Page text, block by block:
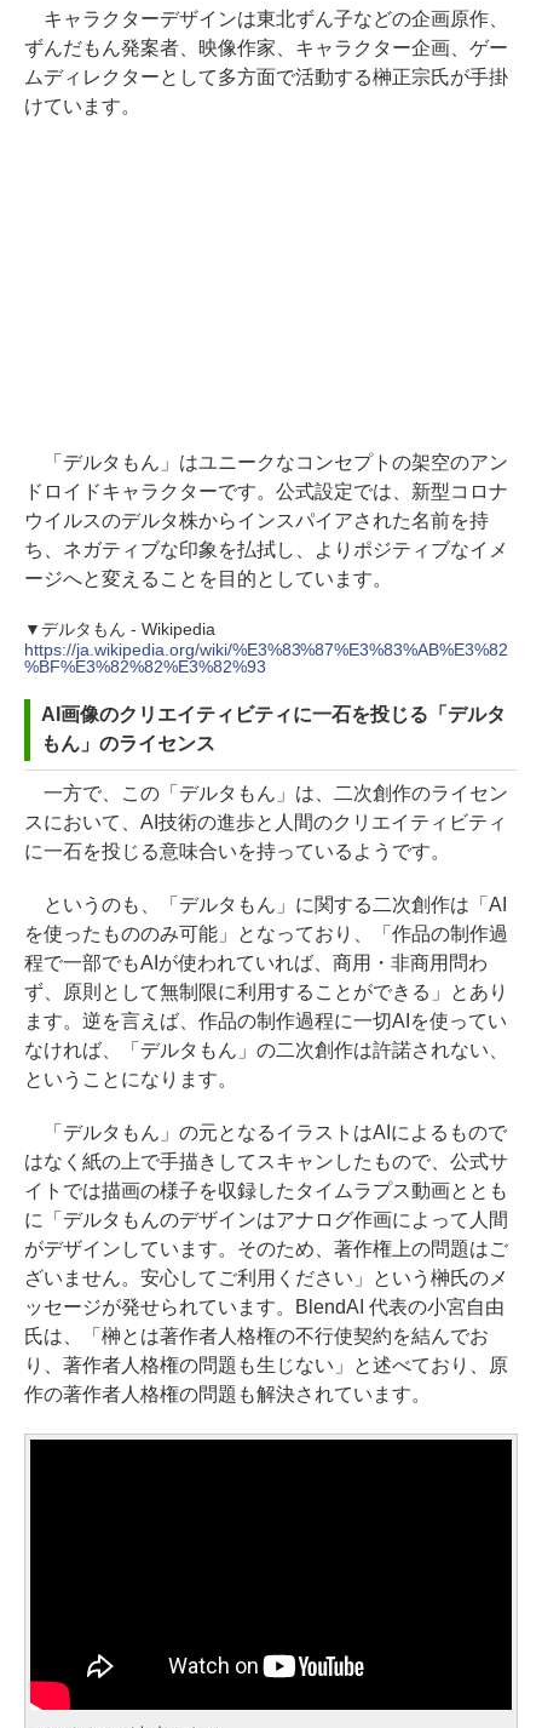
キャラクターデザインは東北ずん子などの企画原作、
ずんだもん発案者、映像作家、キャラクター企画、ゲー
ムディレクターとして多方面で活動する榊正宗氏が手掛
けています。
「デルタもん」はユニークなコンセプトの架空のアン
ドロイドキャラクターです。公式設定では、新型コロナ
ウイルスのデルタ株からインスパイアされた名前を持
ち、ネガティブな印象を払拭し、よりポジティブなイメ
ージへと変えることを目的としています。
▼デルタもん - Wikipedia
https://ja.wikipedia.org/wiki/%E3%83%87%E3%83%AB%E3%82
%BF%E3%82%82%E3%82%93
AI画像のクリエイティビティに一石を投じる「デルタ
もん」のライセンス
一方で、この「デルタもん」は、二次創作のライセン
スにおいて、AI技術の進歩と人間のクリエイティビティ
に一石を投じる意味合いを持っているようです。
というのも、「デルタもん」に関する二次創作は「AI
を使ったもののみ可能」となっており、「作品の制作過
程で一部でもAIが使われていれば、商用・非商用問わ
ず、原則として無制限に利用することができる」とあり
ます。逆を言えば、作品の制作過程に一切AIを使ってい
なければ、「デルタもん」の二次創作は許諾されない、
ということになります。
「デルタもん」の元となるイラストはAIによるもので
はなく紙の上で手描きしてスキャンしたもので、公式サ
イトでは描画の様子を収録したタイムラプス動画ととも
に「デルタもんのデザインはアナログ作画によって人間
がデザインしています。そのため、著作権上の問題はご
ざいません。安心してご利用ください」という榊氏のメ
ッセージが発せられています。BlendAI 代表の小宮自由
氏は、「榊とは著作者人格権の不行使契約を結んでお
り、著作者人格権の問題も生じない」と述べており、原
作の著作者人格権の問題も解決されています。